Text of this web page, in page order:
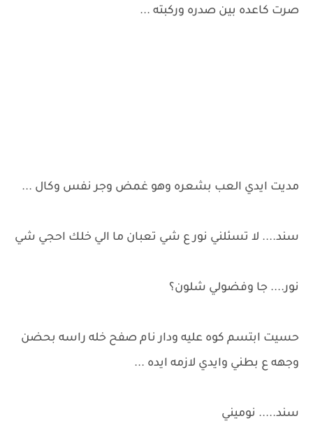
صرت كاعده بين صدره وركبته ...
مديت ايدي العب بشعره وهو غمض وجر نفس وكال ...
سند.... لا تسئلني نور ع شي تعبان ما الي خلك احجي شي
نور.... جا وفضولي شلون؟
حسيت ابتسم كوه عليه ودار نام صفح خله راسه بحضن
وجهه ع بطني وايدي لازمه ايده ...
سند..... نوميني